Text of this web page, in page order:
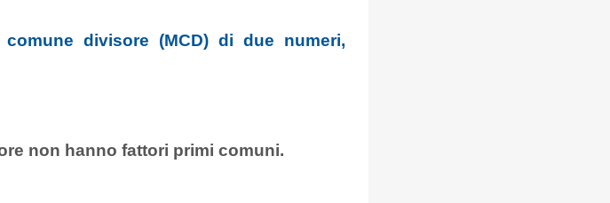
divisore (MCD) di due numeri,
non hanno fattori primi comuni.